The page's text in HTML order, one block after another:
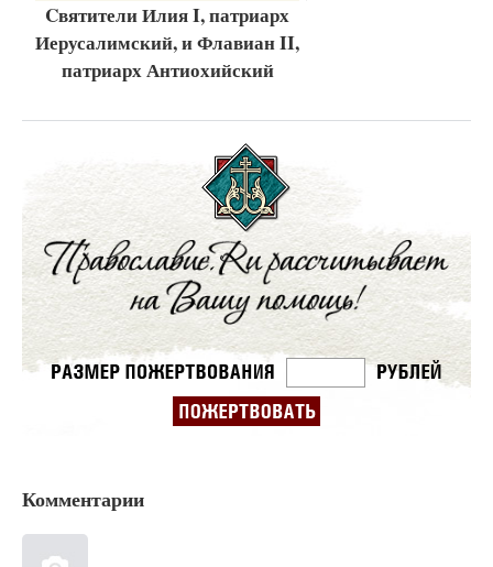
Cвятители Илия I, патриарх
Иерусалимский, и Флавиан II,
патриарх Антиохийский
Комментарии